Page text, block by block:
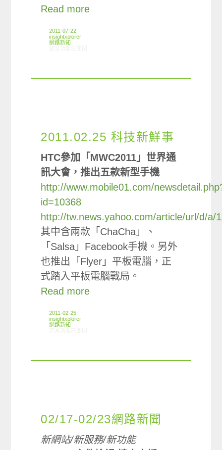
Read more
2011-07-22
insightxplorer
網路新知
2011.02.25 科技新鮮事
HTC參加「MWC2011」世界通
訊大會，推出五款新型手機
http://www.mobile01.com/
id=10368
http://tw.news.yahoo.com/article/url/d/a/
其中含兩款「ChaCha」、
「Salsa」Facebook手機。另外
也推出「Flyer」平板電腦，正
式踏入平板電腦戰局。
Read more
2011-02-25
insightxplorer
網路新知
02/17-02/23網路新聞
新網站/新服務/新功能